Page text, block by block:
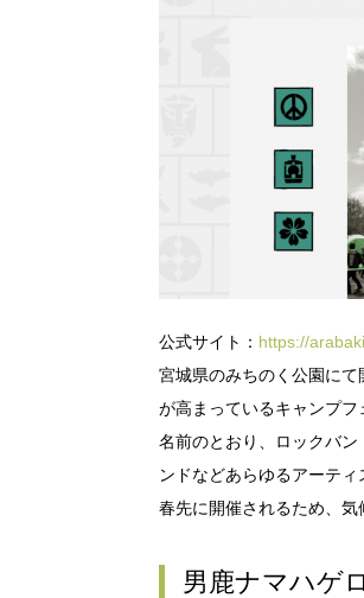
公式サイト： https://
宮城県のみちのく公園に
が高まっているキャンプフ
名前のとおり、ロックバ
ンドなどあらゆるアーティ
春先に開催されるため、気
男鹿ナマハゲ